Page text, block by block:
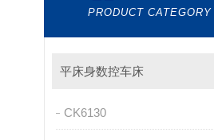
PRODUCT CATEGORY
平床身数控车床
CK6130